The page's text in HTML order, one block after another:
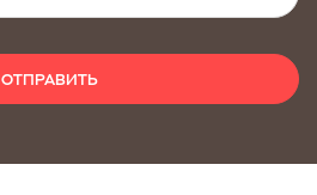
ОТПРАВИТЬ